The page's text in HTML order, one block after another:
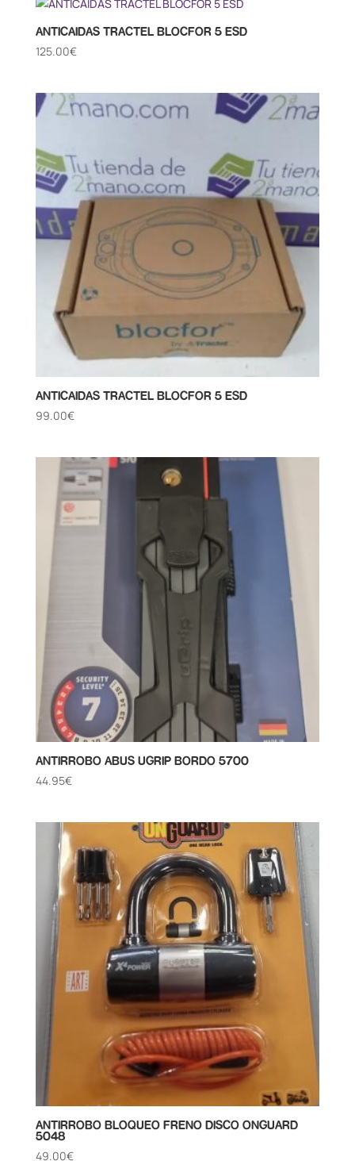
ANTICAIDAS TRACTEL BLOCFOR 5 ESD
125.00€
ANTICAIDAS TRACTEL BLOCFOR 5 ESD
99.00€
ANTIRROBO ABUS UGRIP BORDO 5700
44.95€
ANTIRROBO BLOQUEO FRENO DISCO ONGUARD
5048
49.00€